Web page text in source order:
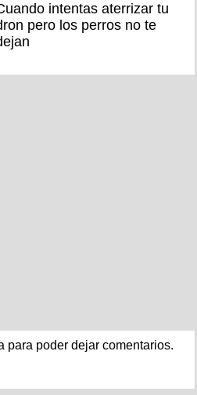
intentas aterrizar tu
pero los perros no te
para poder dejar comentarios.